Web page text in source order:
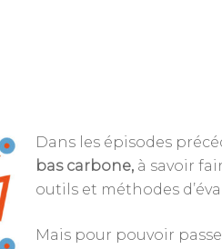
Dans les épisodes
bas carbone, à savoir
outils et méthodes
Mais pour pouvoir